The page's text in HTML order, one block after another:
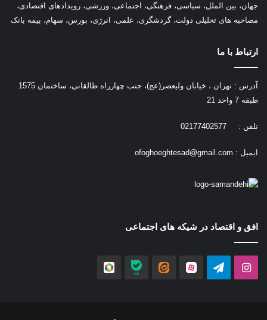
جهان، بین الملل، سیاسی، فرهنگی، اجتماعی، ورزشی، رویدادهای اقتصادی،
مصاحبه های تحلیلی دولت، گردشگری، علمی، انرژی، بورس، سهام، بیمه بانک
ارتباط با ما
آدرس : تهران ، خیابان ولیعصر(عج)، جنب چهارراه طالقانی، ساختمان 1575
طبقه 7 واحد 21
تلفن : 02177402577
ایمیل : ofoghoeghtesad@gmail.com
افق و اقتصاد در شیکه های اجتماعی
اینستاگرامتلگرام آپارات ایتا بله